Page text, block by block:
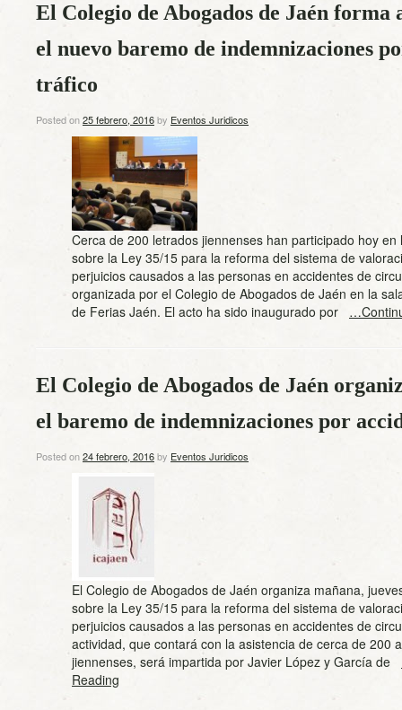
El Colegio de Abogados de Jaén forma
el nuevo baremo de indemnizaciones
tráfico
Posted on25 febrero, 2016by Eventos Juridicos
Cerca de 200 letrados jiennenses han participado hoy en
sobre la Ley 35/15 para la reforma del sistema de
perjuicios causados a las personas en accidentes de
organizada por el Colegio de Abogados de Jaén en la
de Ferias Jaén. El acto ha sido inaugurado por
El Colegio de Abogados de Jaén
el baremo de indemnizaciones por
Posted on24 febrero, 2016by Eventos Juridicos
El Colegio de Abogados de Jaén organiza mañana,
sobre la Ley 35/15 para la reforma del sistema de
perjuicios causados a las personas en accidentes de
actividad, que contará con la asistencia de cerca de 200
jiennenses, será impartida por Javier López y García de
Reading